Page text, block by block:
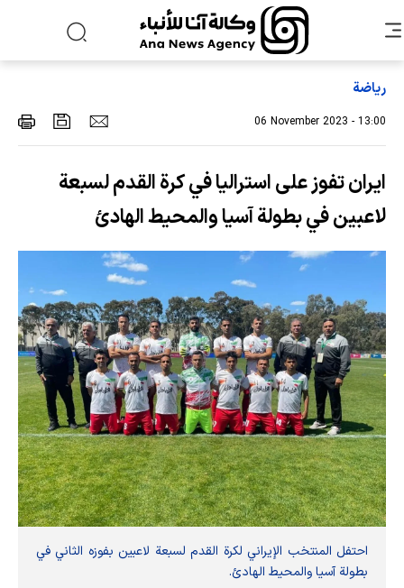
رياضة
06 November 2023 - 13:00
ايران تفوز على استراليا في كرة القدم لسبعة
لاعبين في بطولة آسيا والمحيط الهادئ
احتفل المنتخب الإيراني لكرة القدم لسبعة لاعبين بفوزه الثاني في
بطولة آسيا والمحيط الهادئ.